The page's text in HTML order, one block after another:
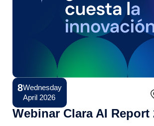
8Wednesday
April 2026
Conference
Webinar Clara AI Report